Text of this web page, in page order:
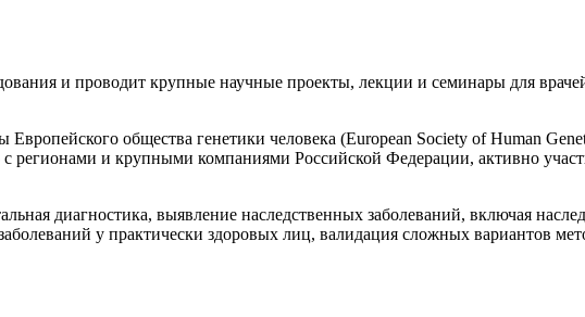
и проводит крупные научные проекты, лекции и семинары для
Европейского общества генетики человека (European Society of Human
регионами и крупными компаниями Российской Федерации, активно
диагностика, выявление наследственных заболеваний, включая
у практически здоровых лиц, валидация сложных вариантов